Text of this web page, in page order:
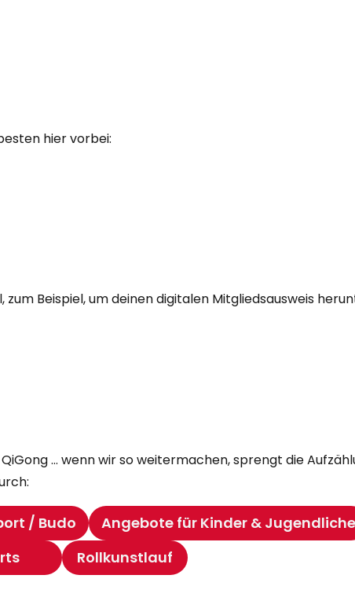
hier vorbei:
Beispiel, um deinen digitalen Mitgliedsausweis
… wenn wir so weitermachen, sprengt die
/ Budo Angebote für Kinder & Jugendliche
Rollkunstlauf